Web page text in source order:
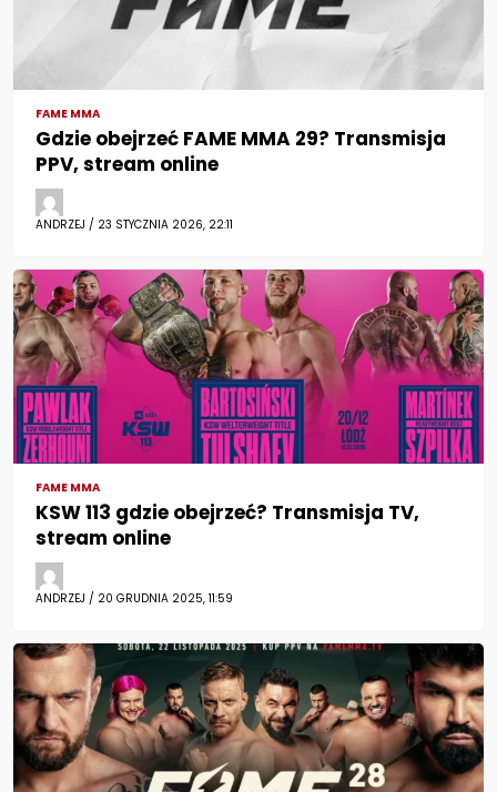
FAME MMA
Gdzie obejrzeć FAME MMA 29? Transmisja
PPV, stream online
ANDRZEJ / 23 STYCZNIA 2026, 22:11
FAME MMA
KSW 113 gdzie obejrzeć? Transmisja TV,
stream online
ANDRZEJ / 20 GRUDNIA 2025, 11:59